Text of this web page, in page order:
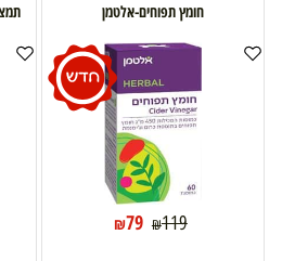
חומץ תפוחים-אלטמן
₪119
₪79